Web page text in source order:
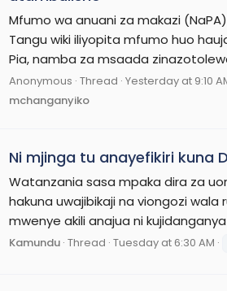
Mfumo wa anuani za makazi
Tangu wiki iliyopita mfumo huo
Pia, namba za msaada
Anonymous Thread Yesterday at 9:10
mchanganyiko
Ni mjinga tu anayefikiri kuna
Watanzania sasa mpaka dira za
hakuna uwajibikaji na viongozi wala
mwenye akili anajua ni
Kamundu Thread Tuesday at 6:30 AM